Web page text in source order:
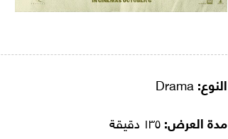
النوع:
مدة العرض: